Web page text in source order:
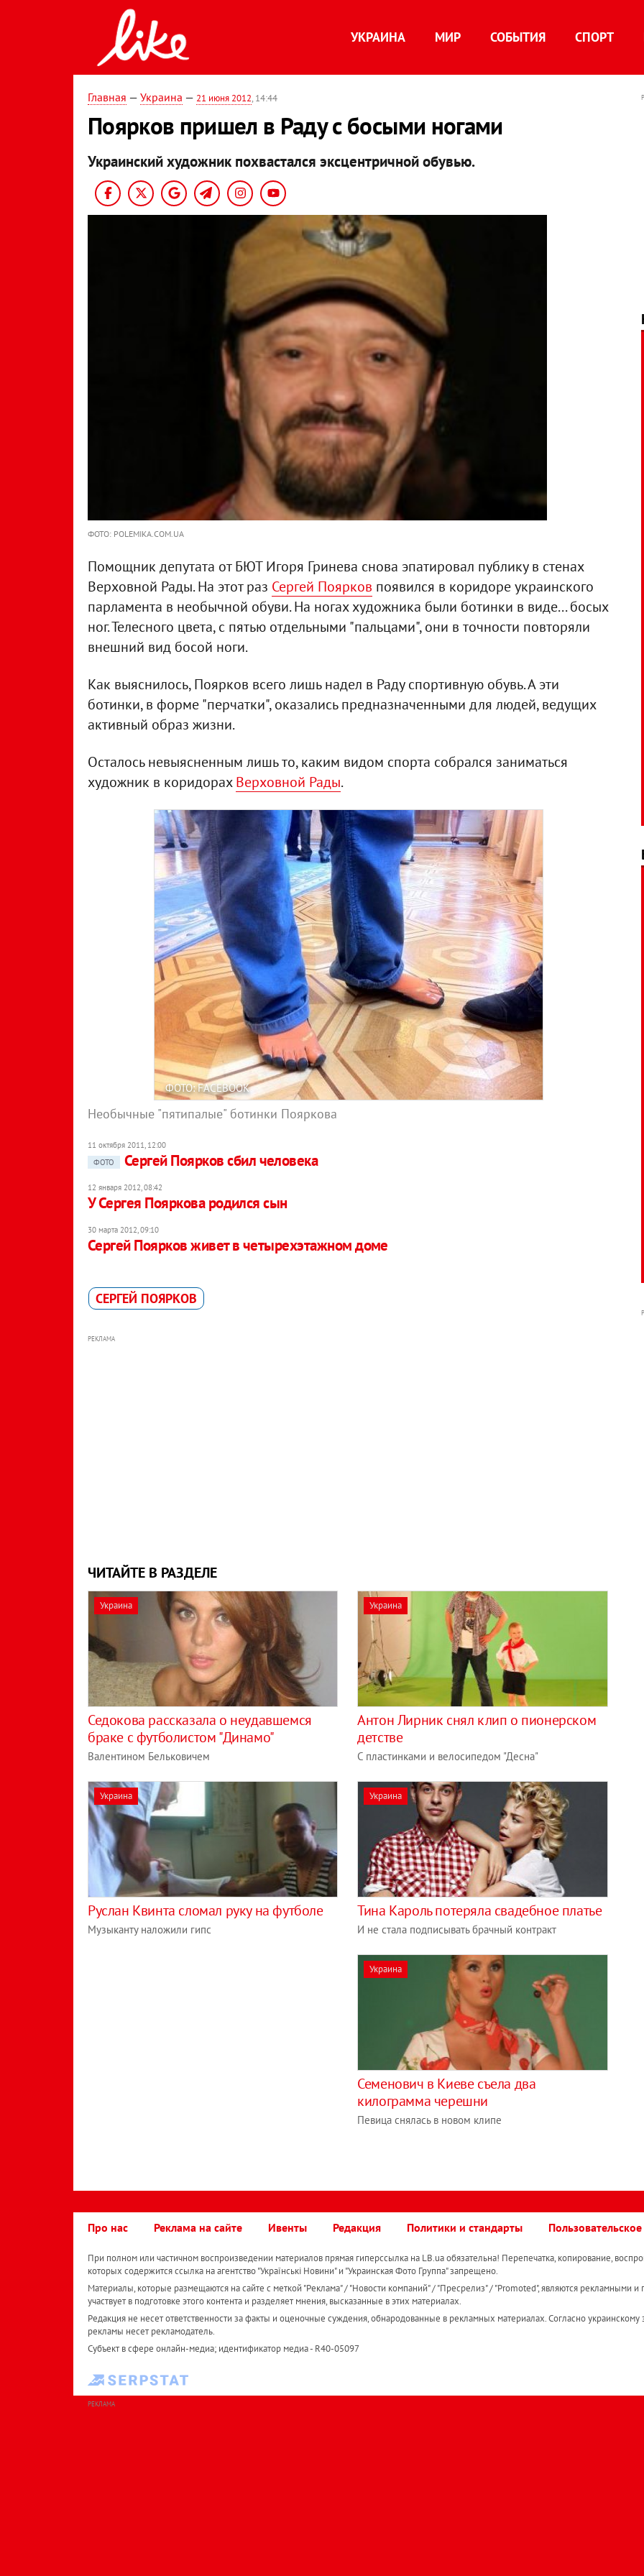
УКРАИНА МИР СОБЫТИЯ СПОРТ
Главная — Украина — 21 июня 2012, 14:44
Поярков пришел в Раду с босыми ногами
Украинский художник похвастался эксцентричной обувью.
ФОТО: POLEMIKA.COM.UA
Помощник депутата от БЮТ Игоря Гринева снова эпатировал публику в стенах
Верховной Рады. На этот раз Сергей Поярков появился в коридоре украинского
парламента в необычной обуви. На ногах художника были ботинки в виде... босых
ног. Телесного цвета, с пятью отдельными "пальцами", они в точности повторяли
внешний вид босой ноги.
Как выяснилось, Поярков всего лишь надел в Раду спортивную обувь. А эти
ботинки, в форме "перчатки", оказались предназначенными для людей, ведущих
активный образ жизни.
Осталось невыясненным лишь то, каким видом спорта собрался заниматься
художник в коридорахВерховной Рады.
ФОТО: FACEBOOK
Необычные "пятипалые" ботинки Пояркова
11 октября 2011, 12:00
ФОТО
Сергей Поярков сбил человека
12 января 2012, 08:42
У Сергея Пояркова родился сын
30 марта 2012, 09:10
Сергей Поярков живет в четырехэтажном доме
СЕРГЕЙ ПОЯРКОВ
РЕКЛАМА
ЧИТАЙТЕ В РАЗДЕЛЕ
Украина
Седокова рассказала о неудавшемся
браке с футболистом "Динамо"
Валентином Бельковичем
Украина
Антон Лирник снял клип о пионерском
детстве
С пластинками и велосипедом "Десна"
Украина
Руслан Квинта сломал руку на футболе
Музыканту наложили гипс
Украина
Тина Кароль потеряла свадебное платье
И не стала подписывать брачный контракт
Украина
Семенович в Киеве съела два
килограмма черешни
Певица снялась в новом клипе
Про нас Реклама на сайте Ивенты Редакция Политики и стандарты
При полном или частичном воспроизведении материалов прямая гиперссылка на LB.ua обязательна! Перепечатка, копирование,
которых содержится ссылка на агентство "Українськi Новини" и "Украинская Фото Группа" запрещено.
Материалы, которые размещаются на сайте с меткой "Реклама" / "Новости компаний" / "Пресрелиз" / "Promoted", являются рекламными и
участвует в подготовке этого контента и разделяет мнения, высказанные в этих материалах.
Редакция не несет ответственности за факты и оценочные суждения, обнародованные в рекламных материалах. Согласно украинскому
рекламы несет рекламодатель.
Субъект в сфере онлайн-медиа; идентификатор медиа - R40-05097
РЕКЛАМА